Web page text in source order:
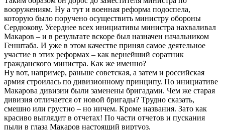
вооружениям. Ну а тут и военная реформа подоспела,
которую было поручено осуществить министру обороны
Сердюкову. Усерднее всех инициативы министра нахваливал
Макаров – и в результате вскоре был назначен начальником
Генштаба. И уже в этом качестве принял самое деятельное
участие в этих реформах – как вернейший соратник
гражданского министра. Как же именно?
Ну вот, например, раньше советская, а затем и российская
армия строилась по дивизионному принципу. По инициативе
Макарова дивизии были заменены бригадами. Чем же старая
дивизия отличается от новой бригады? Трудно сказать,
смешно или грустно – но ничем. Кроме названия. Зато как
красиво выглядит в отчетах! По части отчетов и пускания
пыли в глаза Макаров настоящий виртуоз.